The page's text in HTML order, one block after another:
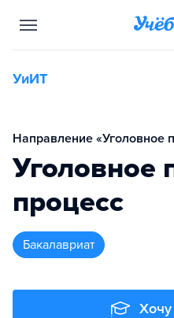
УиИТ
Направление «Уголовное
Уголовное
процесс
бакалавриат
Хочу